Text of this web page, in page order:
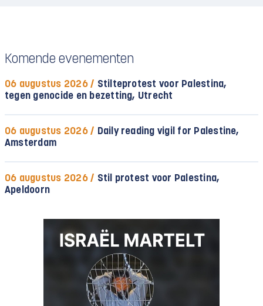
Komende evenementen
06 augustus 2026 / Stilteprotest voor Palestina,
tegen genocide en bezetting, Utrecht
06 augustus 2026 / Daily reading vigil for Palestine,
Amsterdam
06 augustus 2026 / Stil protest voor Palestina,
Apeldoorn